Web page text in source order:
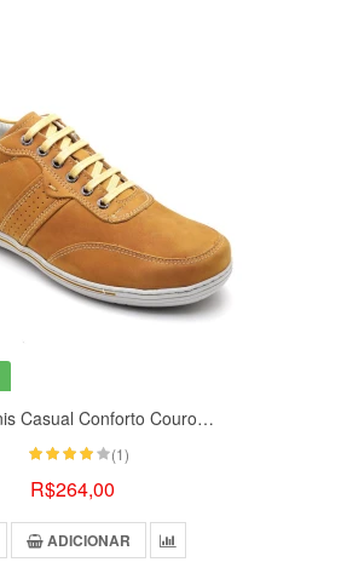
Sapatênis Casual Conforto Couro Amarelo
(1)
R$264,00
ADICIONAR